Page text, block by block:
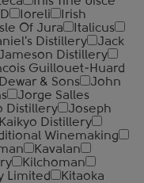
Ioreli
Irish
Isle Of Jura
Italicus
Distillery
Jack
Distillery
Guillouet-Huard
& Sons
John
Jorge Salles
Distillery
Joseph
Kaikyo Distillery
Winemaking
Kavalan
Kilchoman
Limited
Kitaoka